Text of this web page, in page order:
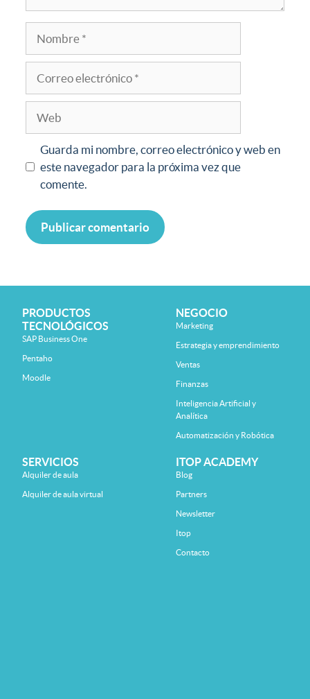
Guarda mi nombre, correo electrónico y web en
este navegador para la próxima vez que
comente.
PRODUCTOS
TECNOLÓGICOS
SAP Business One
Pentaho
Moodle
NEGOCIO
Marketing
Estrategia y emprendimiento
Ventas
Finanzas
Inteligencia Artificial y
Analítica
Automatización y Robótica
SERVICIOS
Alquiler de aula
Alquiler de aula virtual
ITOP ACADEMY
Blog
Partners
Newsletter
Itop
Contacto